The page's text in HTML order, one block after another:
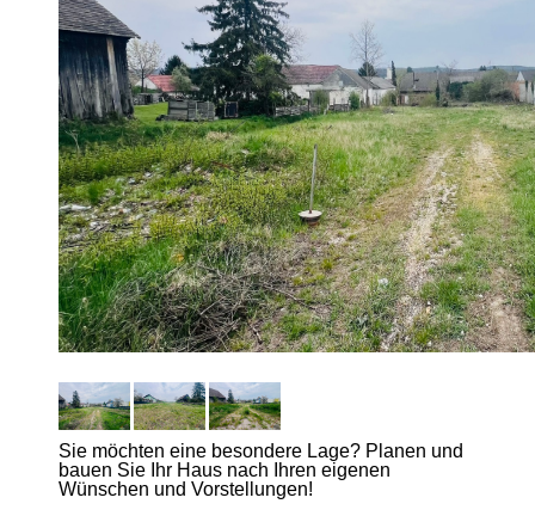
Sie möchten eine besondere Lage? Planen und
bauen Sie Ihr Haus nach Ihren eigenen
Wünschen und Vorstellungen!